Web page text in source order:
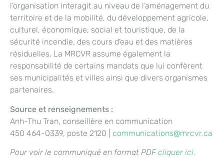
l’organisation interagit au niveau de l’aménagement du
territoire et de la mobilité, du développement agricole,
culturel, économique, social et touristique, de la
sécurité incendie, des cours d’eau et des matières
résiduelles. La MRCVR assume également la
responsabilité de certains mandats que lui confèrent
ses municipalités et villes ainsi que divers organismes
partenaires.
Source et renseignements :
Anh-Thu Tran, conseillère en communication
450 464-0339, poste 2120 | communications@mrcvr.ca
Pour voir le communiqué en format PDFcliquer ici.